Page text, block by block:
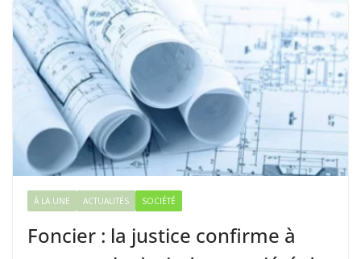
À LA UNE ACTUALITÉS SOCIÉTÉ
Foncier : la justice confirme à